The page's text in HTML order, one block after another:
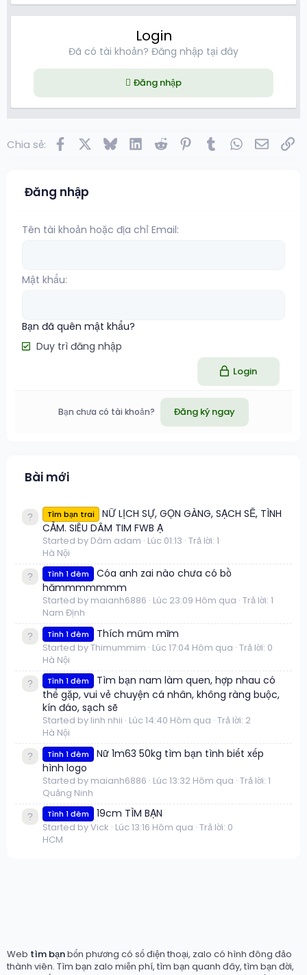
Login
Đã có tài khoản? Đăng nhập tại đây
Đăng nhập
Chia sẻ: FacebookBlueskyLinkedInReddit Pinterest
Tumblr WhatsApp
Email
Đăng nhập
Tên tài khoản hoặc địa chỉ Email
Mật khẩu
Bạn đã quên mật khẩu?
Duy trì đăng nhập
Login
Bạn chưa có tài khoản? Đăng ký ngay
Bài mới
Tìm bạn trai
NỮ LỊCH SỰ, GỌN GÀNG, SẠCH SẼ, TÌNH
CẢM. SIÊU DÂM TIM FWB Ạ
Started by Dâm adam Lúc 01:13 Trả lời: 1
Hà Nội
Tình 1 đêm
Cóa anh zai nào chưa có bồ
hămmmmmmm
Started by maianh6886 Lúc 23:09 Hôm qua Trả lời: 1
Nam Định
Tình 1 đêm Thích mũm mĩm
Started by Thimummim Lúc 17:04 Hôm qua Trả lời: 0
Hà Nội
Tình 1 đêm
Tìm bạn nam làm quen, hợp nhau có
thể gặp, vui vẻ chuyện cá nhân, không ràng buộc,
kín đáo, sạch sẽ
Started by linh nhii Lúc 14:40 Hôm qua Trả lời: 2
Hà Nội
Tình 1 đêm
Nữ 1m63 50kg tìm bạn tình biết xếp
hình logo
Started by maianh6886 Lúc 13:32 Hôm qua Trả lời: 1
Quảng Ninh
Tình 1 đêm 19cm TÌM BẠN
Started by Vick Lúc 13:16 Hôm qua Trả lời: 0
HCM
Web tìm bạnbốn phương có số điện thoại, zalo có hình đông đảo
thành viên. Tìm bạn zalo miễn phí, tìm bạn quanh đây, tìm bạn đời,